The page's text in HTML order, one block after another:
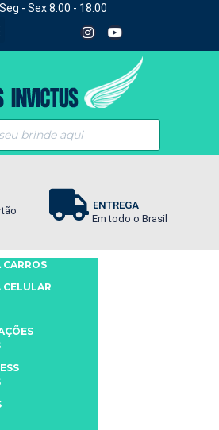
Seg - Sex 8:00 - 18:00
ENTREGA
Em todo o Brasil
CARROS
CELULAR